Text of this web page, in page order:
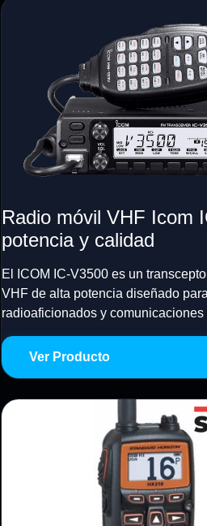
Radio móvil VHF Icom
potencia y calidad
El ICOM IC-V3500 es un
VHF de alta potencia diseñado para
radioaficionados y comunicaciones
Ver Producto